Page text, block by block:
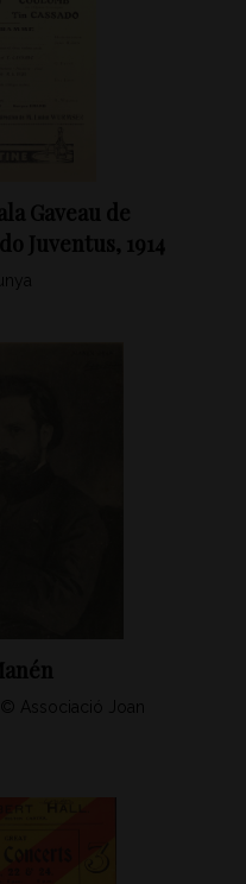
Gaveau de
Juventus, 1914
© Associació Joan